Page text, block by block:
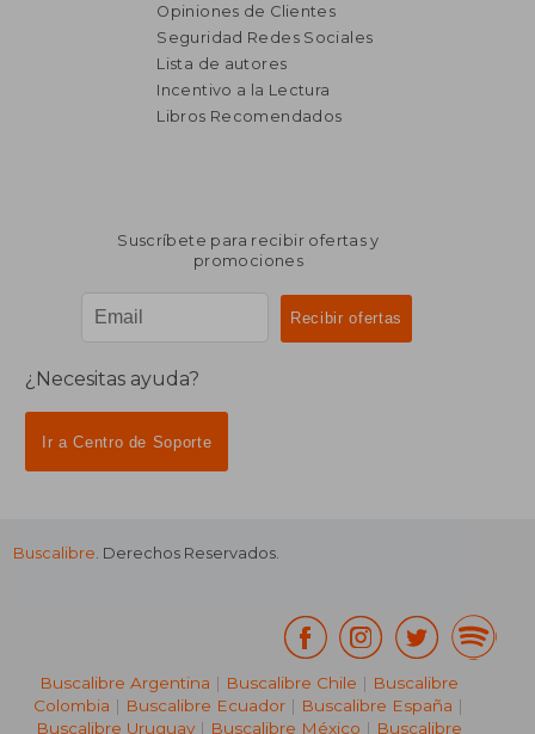
Opiniones de Clientes
Seguridad Redes Sociales
Lista de autores
Incentivo a la Lectura
Libros Recomendados
Suscríbete para recibir ofertas y
promociones
¿Necesitas ayuda?
Ir a Centro de Soporte
Buscalibre. Derechos Reservados.
Buscalibre Argentina | Buscalibre Chile | Buscalibre
Colombia | Buscalibre Ecuador | Buscalibre España |
Buscalibre Uruguay| Buscalibre México | Buscalibre